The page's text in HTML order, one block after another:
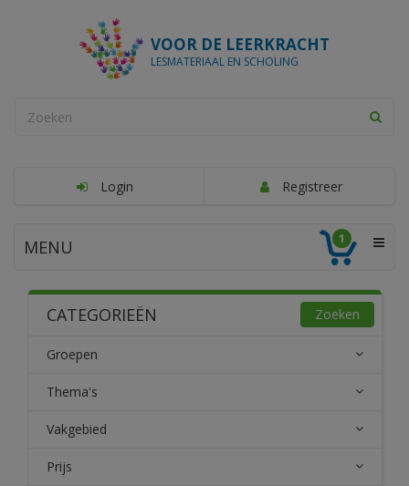
VOOR DE LEERKRACHT
LESMATERIAAL EN SCHOLING
Login Registreer
MENU 1
CATEGORIEËN Zoeken
Groepen
Thema's
Vakgebied
Prijs